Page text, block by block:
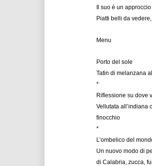
Il suo è un
Piatti belli da
Menu
Porto del sole
Tatin di melanzana
*
Riflessione su dove
Vellutata all’indiana
finocchio
*
L’ombelico del
Un nuovo modo di
di Calabria, zucca,